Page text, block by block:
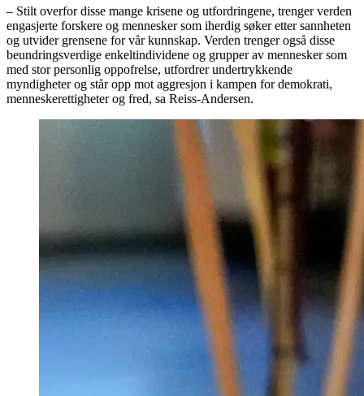
– Stilt overfor disse mange krisene og utfordringene, trenger verden
engasjerte forskere og mennesker som iherdig søker etter sannheten
og utvider grensene for vår kunnskap. Verden trenger også disse
beundringsverdige enkeltindividene og grupper av mennesker som
med stor personlig oppofrelse, utfordrer undertrykkende
myndigheter og står opp mot aggresjon i kampen for demokrati,
menneskerettigheter og fred, sa Reiss-Andersen.